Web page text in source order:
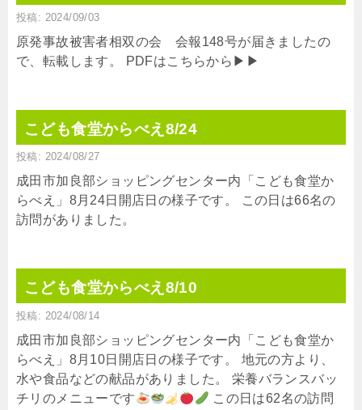
投稿: 2024/09/03
原発事故被害者相双の会 会報148号が届きましたの
で、転載します。 PDFはこちらから▶▶
こども食堂からべえ8/24
投稿: 2024/08/27
成田市加良部ショッピングセンター内「こども食堂か
らべえ」8月24日開店日の様子です。 この日は66名の
訪問がありました。
こども食堂からべえ8/10
投稿: 2024/08/14
成田市加良部ショッピングセンター内「こども食堂か
らべえ」8月10日開店日の様子です。 地元の方より、
水や食品などの献品がありました。 栄養バランスバッ
チリのメニューです
この日は62名の訪問